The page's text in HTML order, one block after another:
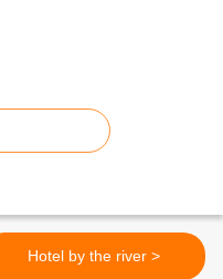
Hotel by the river >